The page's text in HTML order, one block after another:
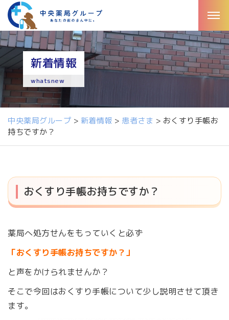
新着情報
whatsnew
中央薬局グループ > 新着情報 > 患者さま > おくすり手帳お
持ちですか？
おくすり手帳お持ちですか？
薬局へ処方せんをもっていくと必ず
「おくすり手帳お持ちですか？」
と声をかけられませんか？
そこで今回はおくすり手帳について少し説明させて頂き
ます。